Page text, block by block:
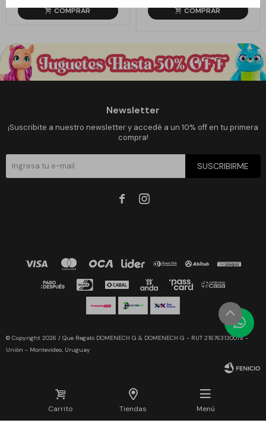
Carrito Tiendas Menú
Newsletter
¡Suscribite a nuestro newsletter y accedé a un 10% off en tu primera
compra!
SUSCRIBIRME
 
© Copyright 2026 / Que Regalo DOMENECH G & DOMENECH G - RUT 216763130019 -
Unión - Montevideo, Uruguay